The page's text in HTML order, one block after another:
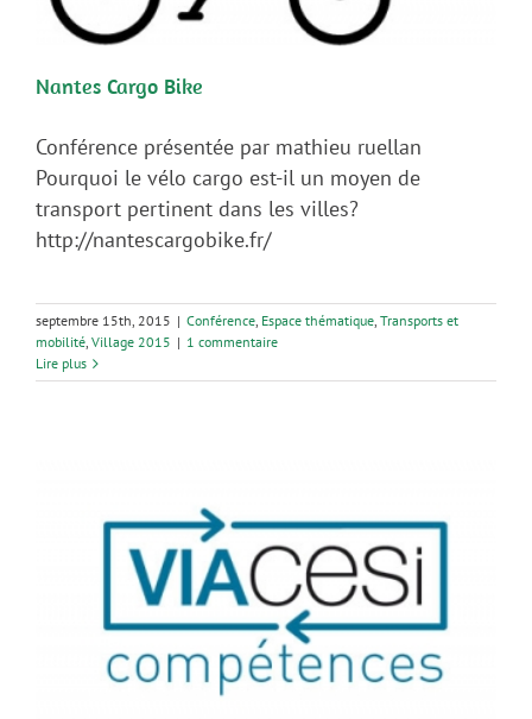
Nantes Cargo Bike
Conférence présentée par mathieu ruellan
Pourquoi le vélo cargo est-il un moyen de
transport pertinent dans les villes?
http://nantescargobike.fr/
septembre 15th, 2015 | Conférence, Espace thématique, Transports et
mobilité, Village 2015 | 1 commentaire
Lire plus